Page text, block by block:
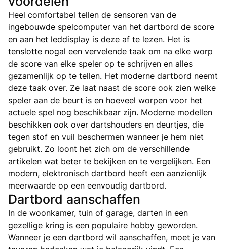
Heel comfortabel tellen de sensoren van de
ingebouwde spelcomputer van het dartbord de score
en aan het leddisplay is deze af te lezen. Het is
tenslotte nogal een vervelende taak om na elke worp
de score van elke speler op te schrijven en alles
gezamenlijk op te tellen. Het moderne dartbord neemt
deze taak over. Ze laat naast de score ook zien welke
speler aan de beurt is en hoeveel worpen voor het
actuele spel nog beschikbaar zijn. Moderne modellen
beschikken ook over dartshouders en deurtjes, die
tegen stof en vuil beschermen wanneer je hem niet
gebruikt. Zo loont het zich om de verschillende
artikelen wat beter te bekijken en te vergelijken. Een
modern, elektronisch dartbord heeft een aanzienlijk
meerwaarde op een eenvoudig dartbord.
Dartbord aanschaffen
In de woonkamer, tuin of garage, darten in een
gezellige kring is een populaire hobby geworden.
Wanneer je een dartbord wil aanschaffen, moet je van